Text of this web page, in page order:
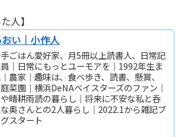
人】
い｜小作人
ごはん愛好家、月5冊以上読書人、日常記
｜日常にもっとユーモアを｜1992年生ま
農家｜趣味は、食べ歩き、読書、懸賞、
菜園｜横浜DeNAベイスターズのファン｜
晴耕雨読の暮らし｜将来に不安な私と呑
奥さんとの2人暮らし｜2022.1から雑記ブ
スタート